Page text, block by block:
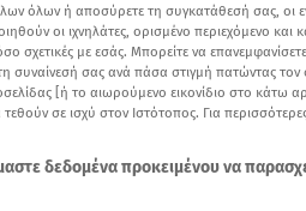
όλων ή αποσύρετε τη συγκατάθεσή σας, οι
οι ιχνηλάτες, ορισμένο περιεχόμενο και
σχετικές με εσάς. Μπορείτε να
συναίνεσή σας ανά πάσα στιγμή πατώντας
[ή το αιωρούμενο εικονίδιο στο κάτω
σε ισχύ στον Ιστότοπος. Για
δεδομένα προκειμένου να